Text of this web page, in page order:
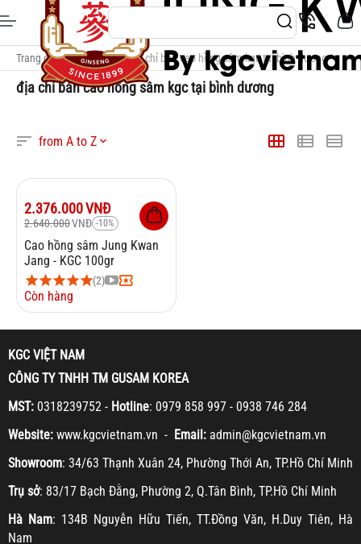
Trang chủ / Thẻ Tags / địa chỉ bán cao hồng sâm kgc tại bình dương
địa chỉ bán cao hồng sâm kgc tại bình dương
from A to Z
2.376.000VNĐ
2.640.000VNĐ -10%
Cao hồng sâm Jung Kwan
Jang - KGC 100gr
(2)
Còn hàng
KGC VIỆT NAM
CÔNG TY TNHH TM GUSAM KOREA
MST: 0318239752 - Hotline: 0979 858 997 - 0938 746 284
Website: www.kgcvietnam.vn - Email: admin@kgcvietnam.vn
Showroom: 34/63 Thạnh Xuân 24, Phường Thới An, TP.Hồ Chí Minh
Trụ sở: 83/17 Bạch Đằng, Phường 2, Q.Tân Bình, TP.Hồ Chí Minh
Hà Nam: 134B Nguyễn Hữu Tiến, TT.Đồng Văn, H.Duy Tiên, Hà
Nam